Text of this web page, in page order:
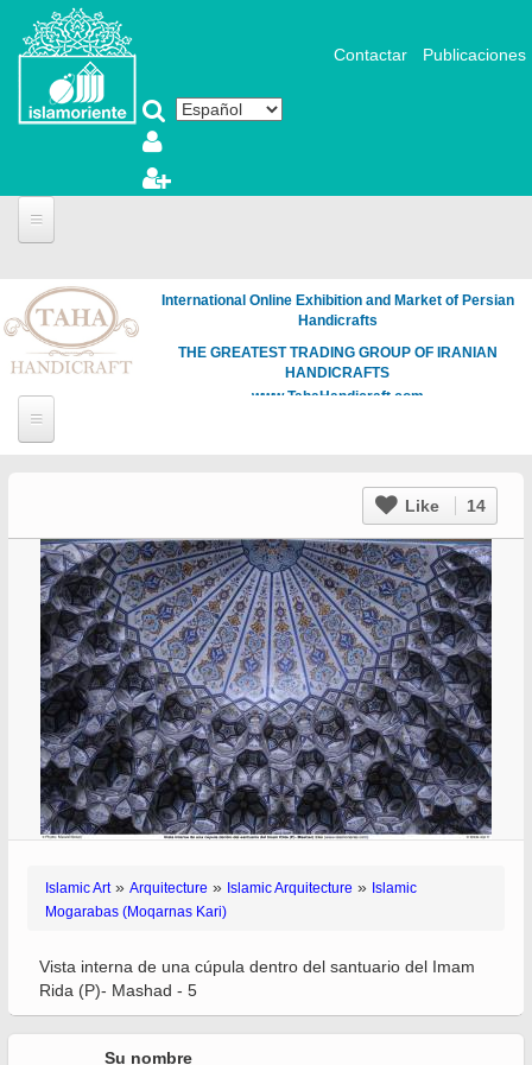
Pasar al contenido principal
Contactar Publicaciones
International Online Exhibition and Market of Persian
Handicrafts
THE GREATEST TRADING GROUP OF IRANIAN
HANDICRAFTS
www.TahaHandicraft.com
Like 14
Islamic Art» Arquitecture » Islamic Arquitecture » Islamic
Mogarabas (Moqarnas Kari)
Vista interna de una cúpula dentro del santuario del Imam
Rida (P)- Mashad - 5
Su nombre